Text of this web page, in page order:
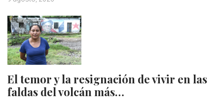
El temor y la resignación de vivir en las
faldas del volcán más…